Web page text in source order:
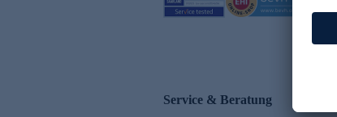
Service & Beratung